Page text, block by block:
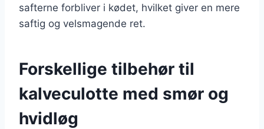
safterne forbliver i kødet, hvilket giver en mere
saftig og velsmagende ret.
Forskellige tilbehør til
kalveculotte med smør og
hvidløg